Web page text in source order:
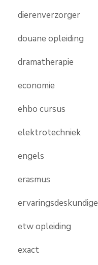
dierenverzorger
douane opleiding
dramatherapie
economie
ehbo cursus
elektrotechniek
engels
erasmus
ervaringsdeskundige
etw opleiding
exact